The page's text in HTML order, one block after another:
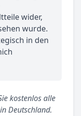
wider,
wurde.
in den
kostenlos alle
Deutschland.